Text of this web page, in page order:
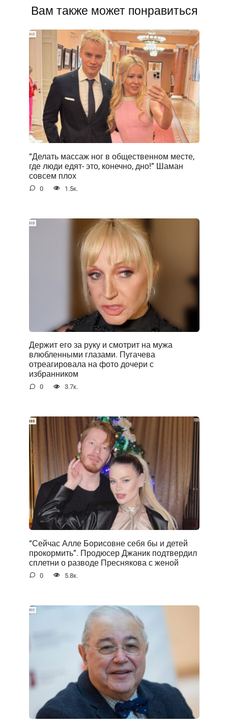
Вам также может понравиться
“Делать массаж ног в общественном месте,
где люди едят- это, конечно, дно!” Шаман
совсем плох
0 1.5к.
Держит его за руку и смотрит на мужа
влюбленными глазами. Пугачева
отреагировала на фото дочери с
избранником
0 3.7к.
“Сейчас Алле Борисовне себя бы и детей
прокормить”. Продюсер Джаник подтвердил
сплетни о разводе Преснякова с женой
0 5.8к.